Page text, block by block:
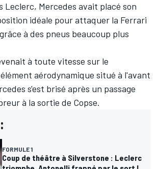
Leclerc, Mercedes avait placé son
idéale pour attaquer la Ferrari
à des pneus beaucoup plus
à toute vitesse sur le
aérodynamique situé à l'avant
s'est brisé après un passage
à la sortie de Copse.
FORMULE 1
Coup de théâtre à Silverstone : Leclerc